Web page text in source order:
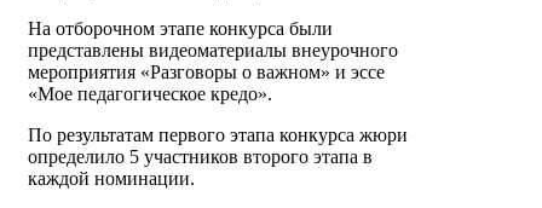
На отборочном этапе конкурса были
представлены видеоматериалы внеурочного
мероприятия «Разговоры о важном» и эссе
«Мое педагогическое кредо».
По результатам первого этапа конкурса жюри
определило 5 участников второго этапа в
каждой номинации.